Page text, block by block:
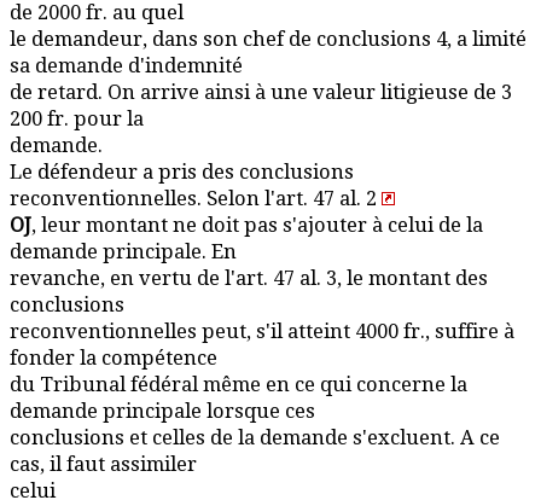
de 2000 fr. au quel
le demandeur, dans son chef de conclusions 4, a limité
sa demande d'indemnité
de retard. On arrive ainsi à une valeur litigieuse de 3
200 fr. pour la
demande.
Le défendeur a pris des conclusions
reconventionnelles. Selon l'art. 47 al. 2
OJ, leur montant ne doit pas s'ajouter à celui de la
demande principale. En
revanche, en vertu de l'art. 47 al. 3, le montant des
conclusions
reconventionnelles peut, s'il atteint 4000 fr., suffire à
fonder la compétence
du Tribunal fédéral même en ce qui concerne la
demande principale lorsque ces
conclusions et celles de la demande s'excluent. A ce
cas, il faut assimiler
celui